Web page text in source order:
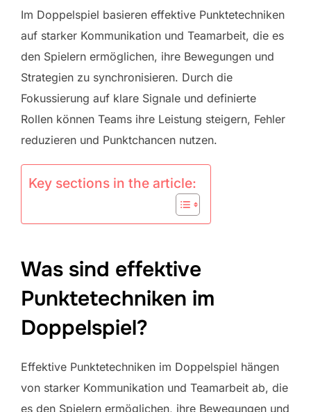
Im Doppelspiel basieren effektive Punktetechniken
auf starker Kommunikation und Teamarbeit, die es
den Spielern ermöglichen, ihre Bewegungen und
Strategien zu synchronisieren. Durch die
Fokussierung auf klare Signale und definierte
Rollen können Teams ihre Leistung steigern, Fehler
reduzieren und Punktchancen nutzen.
Key sections in the article:
Was sind effektive
Punktetechniken im
Doppelspiel?
Effektive Punktetechniken im Doppelspiel hängen
von starker Kommunikation und Teamarbeit ab, die
es den Spielern ermöglichen, ihre Bewegungen und